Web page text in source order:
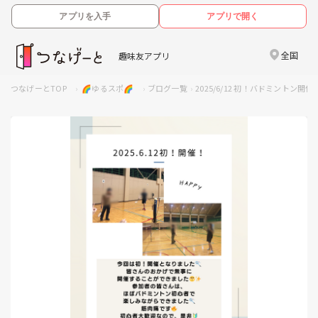
アプリを入手 アプリで開く
趣味友アプリ 全国
つなげーとTOP 🌈ゆるスポ🌈 ブログ一覧 2025/6/12 初！バドミントン開催